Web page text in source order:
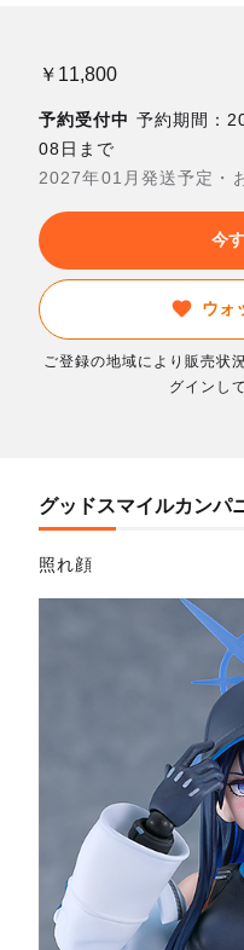
￥11,800
予約受付中 予約期間：
08日まで
2027年01月発送予定・
今
ウォ
ご登録の地域により販売状
グインし
グッドスマイルカンパ
照れ顔